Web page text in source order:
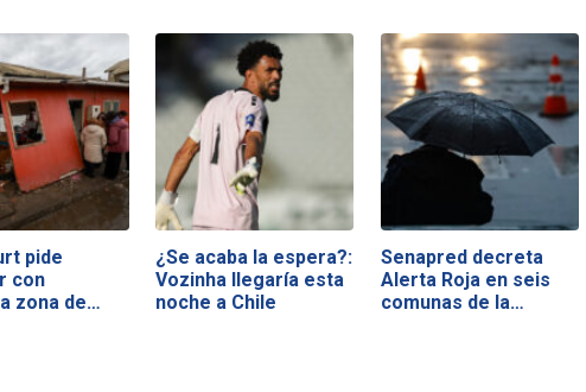
pide
con
zona de…
¿Se acaba la espera?:
Vozinha llegaría esta
noche a Chile
Senapred decreta
Alerta Roja en seis
comunas de la…